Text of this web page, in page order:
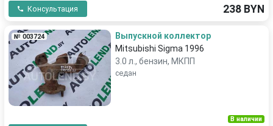
Консультация 238 BYN
№ 003724
Выпускной коллектор
Mitsubishi Sigma 1996
3.0 л., бензин, МКПП
седан
В наличии